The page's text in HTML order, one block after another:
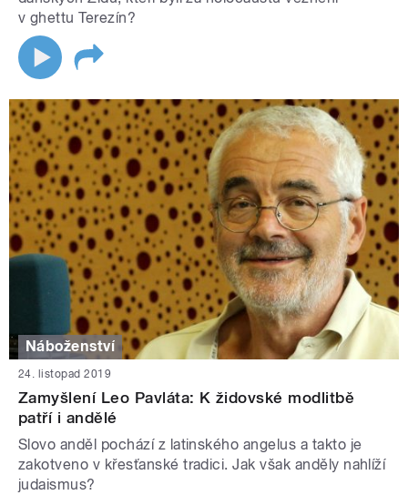
v ghettu Terezín?
Náboženství
24. listopad 2019
Zamyšlení Leo Pavláta: K židovské modlitbě
patří i andělé
Slovo anděl pochází z latinského angelus a takto je
zakotveno v křesťanské tradici. Jak však anděly nahlíží
judaismus?